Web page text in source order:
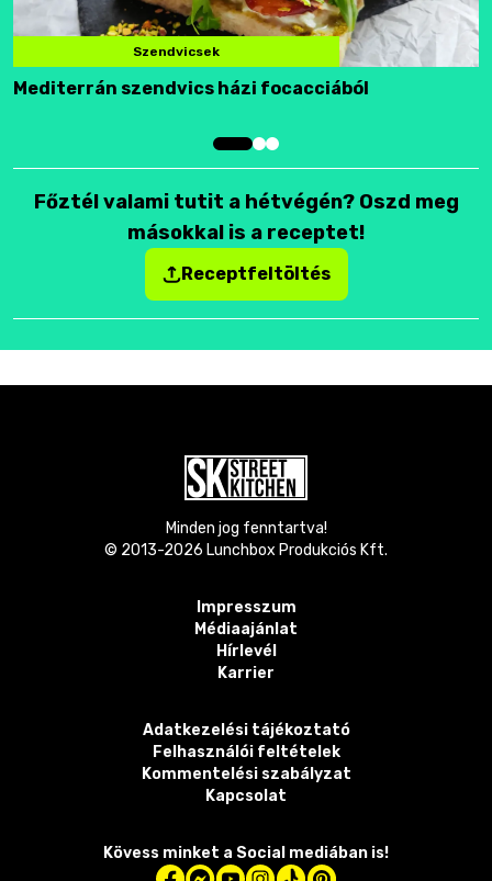
Szendvicsek
Mediterrán szendvics házi focacciából
Főztél valami tutit a hétvégén? Oszd meg
másokkal is a receptet!
Receptfeltöltés
Minden jog fenntartva!
© 2013-2026 Lunchbox Produkciós Kft.
Impresszum
Médiaajánlat
Hírlevél
Karrier
Adatkezelési tájékoztató
Felhasználói feltételek
Kommentelési szabályzat
Kapcsolat
Kövess minket a Social mediában is!